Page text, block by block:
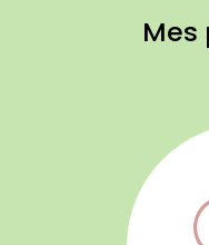
Mes